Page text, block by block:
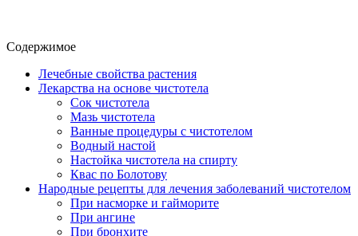
Содержимое
Лечебные свойства растения
Лекарства на основе чистотела
Сок чистотела
Мазь чистотела
Ванные процедуры с чистотелом
Водный настой
Настойка чистотела на спирту
Квас по Болотову
Народные рецепты для лечения заболеваний чистотелом
При насморке и гайморите
При ангине
При бронхите